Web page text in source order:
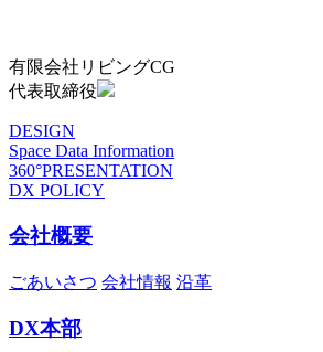
有限会社リビングCG
代表取締役
DESIGN
Space Data Information
360°PRESENTATION
DX POLICY
会社概要
ごあいさつ 会社情報 沿革
DX本部